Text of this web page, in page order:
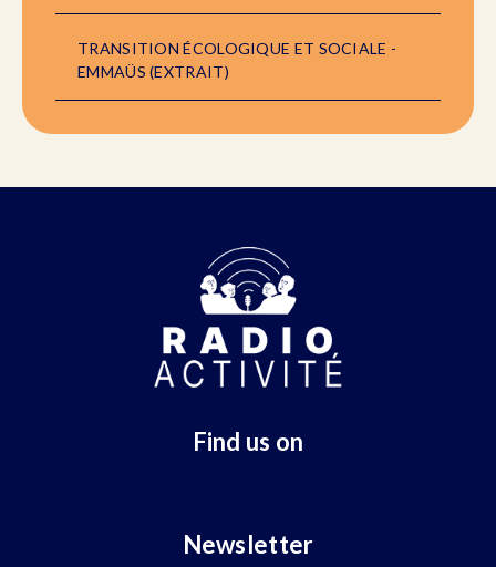
TRANSITION ÉCOLOGIQUE ET SOCIALE -
EMMAÜS (EXTRAIT)
Find us on
Newsletter